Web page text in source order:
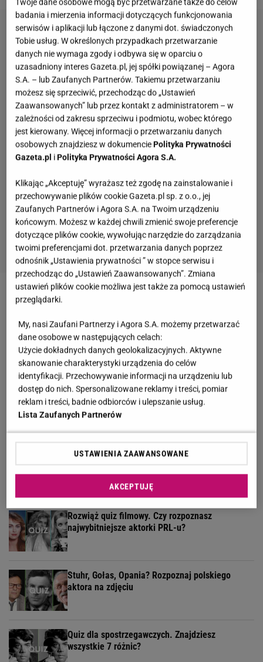
Poniedziałkowy quiz wiedzy ogólnej. Mało kto
pochwali się wynikiem 12/12
Quiz. Trzy nazwiska. Wiesz, jakie imię łączy tych
znanych mężczyzn?
Rozpoznasz kraj po trzech słowach? Sprawdź to
w quizie geograficznym
Quiz. Rozpoznasz Annę Jantar na zdjęciu? Masz
już jeden punkt!
Rozwiąż quiz filmowy. Czy rozpoznasz
najwybitniejsze aktorki PRL-u?
Stuhr, Gołas, Opania? Rozpoznaj polskiego
aktora na zdjęciu
Quiz dla spostrzegawczych. Znajdziesz
wszystkie 7 różnic?
Twoje dane osobowe mogą być przetwarzane także do celów
badania i mierzenia informacji dotyczących funkcjonowania
serwisów i aplikacji lub łączone z danymi dot. świadczonych
Tobie usług. W określonych przypadkach przetwarzanie
danych nie wymaga zgody i odbywa się w oparciu o
uzasadniony interes Gazeta.pl, jej spółki powiązanej – Agora
S.A. – lub Zaufanych Partnerów. Takiemu przetwarzaniu
możesz się sprzeciwić, przechodząc do „Ustawień
Zaawansowanych” lub przez kontakt z administratorem – w
zależności od zakresu sprzeciwu i podmiotu, wobec którego
jest kierowany. Więcej informacji o przetwarzaniu danych
osobowych znajdziesz w dokumenciePolityka Prywatności
Gazeta.pl iPolityka Prywatności Agora S.A.
Klikając „Akceptuję” wyrażasz też zgodę na zainstalowanie i
przechowywanie plików cookie Gazeta.pl sp. z o.o., jej
Zaufanych Partnerów i Agora S.A. na Twoim urządzeniu
końcowym. Możesz w każdej chwili zmienić swoje preferencje
dotyczące plików cookie, wywołując narzędzie do zarządzania
twoimi preferencjami dot. przetwarzania danych poprzez
odnośnik „Ustawienia prywatności ” w stopce serwisu i
przechodząc do „Ustawień Zaawansowanych”. Zmiana
ustawień plików cookie możliwa jest także za pomocą ustawień
przeglądarki.
My, nasi Zaufani Partnerzy i Agora S.A. możemy przetwarzać
dane osobowe w następujących celach:
Użycie dokładnych danych geolokalizacyjnych. Aktywne
skanowanie charakterystyki urządzenia do celów
identyfikacji. Przechowywanie informacji na urządzeniu lub
dostęp do nich. Spersonalizowane reklamy i treści, pomiar
reklam i treści, badnie odbiorców i ulepszanie usług.
Lista Zaufanych Partnerów
USTAWIENIA ZAAWANSOWANE
AKCEPTUJĘ